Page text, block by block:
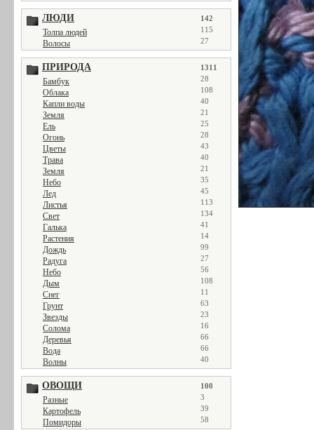
ЛЮДИ 142
Толпа людей 115
Волосы 27
ПРИРОДА 1311
Бамбук 28
Облака 108
Капли воды 40
Земля 21
Ель 25
Огонь 28
Цветы 43
Трава 40
Земля 21
Небо 35
Лед 45
Листья 113
Свет 134
Галька 41
Растения 14
Дождь 99
Радуга 27
Небо 56
Дым 108
Снег 11
Грунт 63
Звезды 23
Солома 16
Деревья 66
Вода 66
Волны 40
ОВОЩИ 100
Разные 3
Картофель 39
Помидоры 58